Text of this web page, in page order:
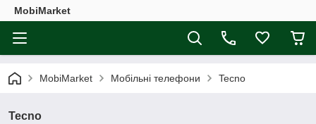
MobiMarket
MobiMarket Мобільні телефони Tecno
Tecno